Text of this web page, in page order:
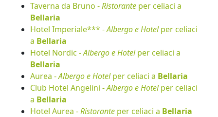
Taverna da Bruno -Ristorante per celiaci a
Bellaria
Hotel Imperiale*** -Albergo e Hotelper celiaci
a Bellaria
Hotel Nordic -Albergo e Hotelper celiaci a
Bellaria
Aurea -Albergo e Hotelper celiaci a Bellaria
Club Hotel Angelini -Albergo e Hotelper celiaci
a Bellaria
Hotel Aurea -Ristorante per celiaci a Bellaria